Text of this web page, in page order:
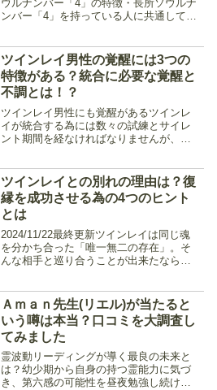
ウルナンバー「4」の特徴・長所ソウルナ
ンバー「4」を持っている人に共通してい
る・人を自然に思いやれる・コツコツ努
力を積み重ねる・甘え...
ツインレイ男性の覚醒には3つの
特徴がある？統合に必要な覚醒と
不調とは！？
ツインレイ男性にも覚醒があるツインレ
イが統合する為には数々の試練とサイレ
ント期間を経なければなりませんが、ツ
にはサイレント期間に入る時の立ち位
置、「チェイサー」と「ラン...
ツインレイとの別れの理由は？復
縁を成功させる為の4つのヒント
とは
2024/11/22最終更新ツインレイは同じ魂
を分かち合った「唯一無二の存在」。そ
んな相手と巡り合うことが出来たなら、
ンレイには様々な試練が用意されており
その恋愛は多難...
Ａｍａｎ先生(リエル)が当たると
いう噂は本当？口コミを大調査し
てみました
霊波動リーディングが導く最良の未来と
は？幼少期から自身の持つ霊能力に気づ
き、第六感の可能性を昼夜勉強し続けて